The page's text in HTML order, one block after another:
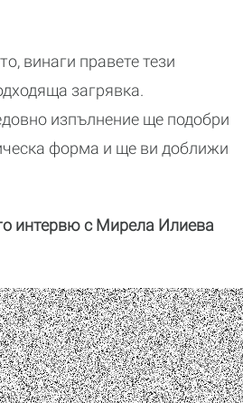
винаги правете тези
загрявка.
изпълнение ще подобри
форма и ще ви доближи
интервю с Мирела Илиева